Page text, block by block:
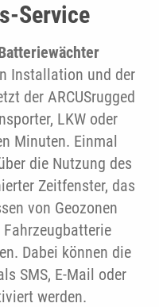
Service
Installation und der
der ARCUSrugged
LKW oder
Minuten. Einmal
die Nutzung des
Zeitfenster, das
von Geozonen
Dabei können die
SMS, E-Mail oder
werden.